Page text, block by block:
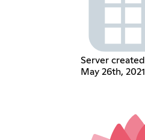
Server created
May 26th, 2021